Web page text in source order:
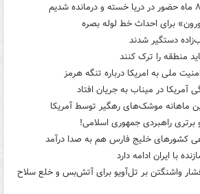
برای احداث خط لوله بصره
منطقه را ترک کنند
ملی به امریکا درباره تنگه هرمز
در میناب به جریان افتاد
ماهانه موشک‌های رهگیر توسط آمریکا
راهبردی جمهوری اسلامی!
کشورهای خلیج فارس هم به صدا درآمد
با ایران ادامه دارد
فشار واشنگتن بر تل‌آویو برای آتش‌بس و خلع سلاح